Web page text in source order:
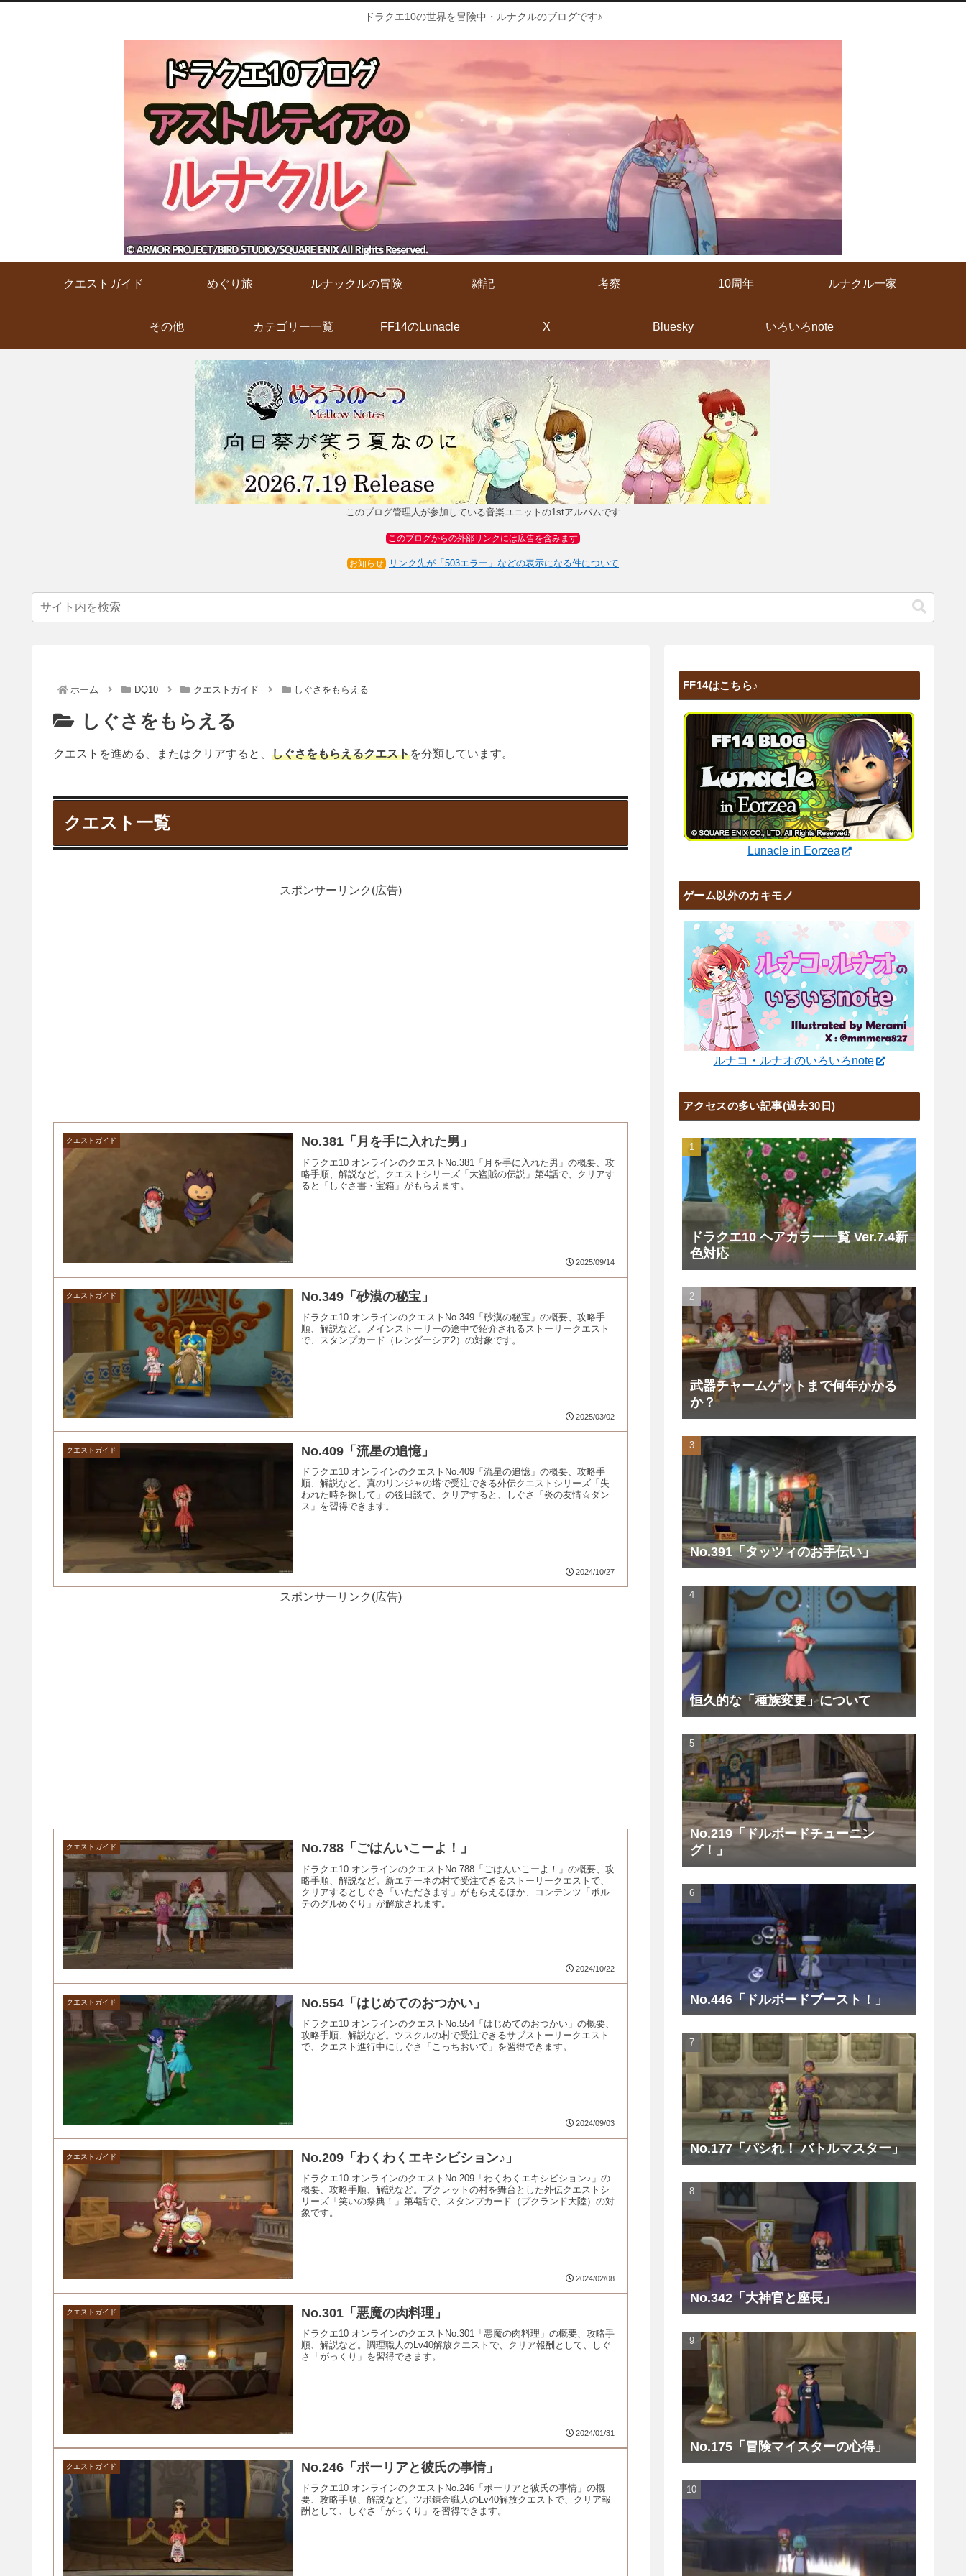
ドラクエ10の世界を冒険中・ルナクルのブログです♪
クエストガイド めぐり旅 ルナックルの冒険 雑記 考察 10周年 ルナクル一家
その他 カテゴリー一覧 FF14のLunacle X Bluesky いろいろnote
このブログ管理人が参加している音楽ユニットの1stアルバムです
このブログからの外部リンクには広告を含みます
お知らせ リンク先が「503エラー」などの表示になる件について
ホーム DQ10 クエストガイド しぐさをもらえる
しぐさをもらえる
クエストを進める、またはクリアすると、 しぐさをもらえるクエストを分類しています。
クエスト一覧
スポンサーリンク(広告)
クエストガイド No.381「月を手に入れた男」
ドラクエ10 オンラインのクエストNo.381「月を手に入れた男」の概要、攻
略手順、解説など。クエストシリーズ「大盗賊の伝説」第4話で、クリアす
ると「しぐさ書・宝箱」がもらえます。
2025/09/14
クエストガイド No.349「砂漠の秘宝」
ドラクエ10 オンラインのクエストNo.349「砂漠の秘宝」の概要、攻略手
順、解説など。メインストーリーの途中で紹介されるストーリークエスト
で、スタンプカード（レンダーシア2）の対象です。
2025/03/02
クエストガイド No.409「流星の追憶」
ドラクエ10 オンラインのクエストNo.409「流星の追憶」の概要、攻略手
順、解説など。真のリンジャの塔で受注できる外伝クエストシリーズ「失
われた時を探して」の後日談で、クリアすると、しぐさ「炎の友情☆ダン
ス」を習得できます。
2024/10/27
スポンサーリンク(広告)
クエストガイド No.788「ごはんいこーよ！」
ドラクエ10 オンラインのクエストNo.788「ごはんいこーよ！」の概要、攻
略手順、解説など。新エテーネの村で受注できるストーリークエストで、
クリアするとしぐさ「いただきます」がもらえるほか、コンテンツ「ポル
テのグルめぐり」が解放されます。
2024/10/22
クエストガイド No.554「はじめてのおつかい」
ドラクエ10 オンラインのクエストNo.554「はじめてのおつかい」の概要、
攻略手順、解説など。ツスクルの村で受注できるサブストーリークエスト
で、クエスト進行中にしぐさ「こっちおいで」を習得できます。
2024/09/03
クエストガイド No.209「わくわくエキシビション♪」
ドラクエ10 オンラインのクエストNo.209「わくわくエキシビション♪」の
概要、攻略手順、解説など。プクレットの村を舞台とした外伝クエストシ
リーズ「笑いの祭典！」第4話で、スタンプカード（プクランド大陸）の対
象です。
2024/02/08
クエストガイド No.301「悪魔の肉料理」
ドラクエ10 オンラインのクエストNo.301「悪魔の肉料理」の概要、攻略手
順、解説など。調理職人のLv40解放クエストで、クリア報酬として、しぐ
さ「がっくり」を習得できます。
2024/01/31
クエストガイド No.246「ポーリアと彼氏の事情」
ドラクエ10 オンラインのクエストNo.246「ポーリアと彼氏の事情」の概
要、攻略手順、解説など。ツボ錬金職人のLv40解放クエストで、クリア報
酬として、しぐさ「がっくり」を習得できます。
FF14はこちら♪
Lunacle in Eorzea
ゲーム以外のカキモノ
ルナコ・ルナオのいろいろnote
アクセスの多い記事(過去30日)
ドラクエ10 ヘアカラー一覧 Ver.7.4新
色対応
武器チャームゲットまで何年かかる
か？
No.391「タッツィのお手伝い」
恒久的な「種族変更」について
No.219「ドルボードチューニン
グ！」
No.446「ドルボードブースト！」
No.177「パシれ！ バトルマスター」
No.342「大神官と座長」
No.175「冒険マイスターの心得」